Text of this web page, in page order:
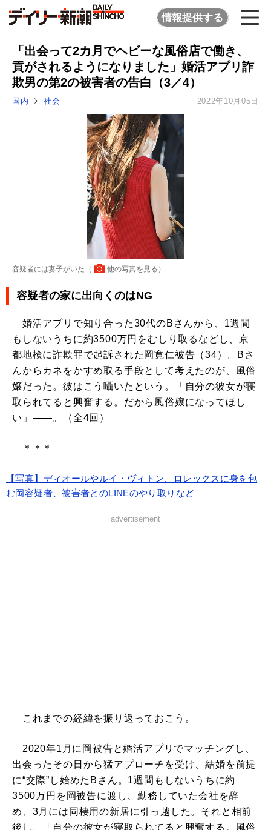
情報提供する
「出会って2カ月でヘビーな風俗店で働き、
貢がされるようになりました」婚活アプリ詐
欺男の第2の被害者の告白（3／4）
国内 社会 2022年10月05日
容疑者には妻子がいた（ 他の写真を見る ）
容疑者の家に出向くのはNG
婚活アプリで知り合った30代のBさんから、1週間
もしないうちに約3500万円をむしり取るなどし、京
都地検に詐欺罪で起訴された岡寛仁被告（34）。Bさ
んからカネをかすめ取る手段として考えたのが、風俗
嬢だった。彼はこう囁いたという。「自分の彼女が寝
取られてると興奮する。だから風俗嬢になってほし
い」――。（全4回）
＊＊＊
【写真】ディオールやルイ・ヴィトン、ロレックスに身を包
む岡容疑者、被害者とのLINEのやり取りなど
advertisement
これまでの経緯を振り返っておこう。
2020年1月に岡被告と婚活アプリでマッチングし、
出会ったその日から猛アプローチを受け、結婚を前提
に“交際”し始めたBさん。1週間もしないうちに約
3500万円を岡被告に渡し、勤務していた会社を辞
め、3月には同棲用の新居に引っ越した。それと相前
後し、「自分の彼女が寝取られてると興奮する。風俗